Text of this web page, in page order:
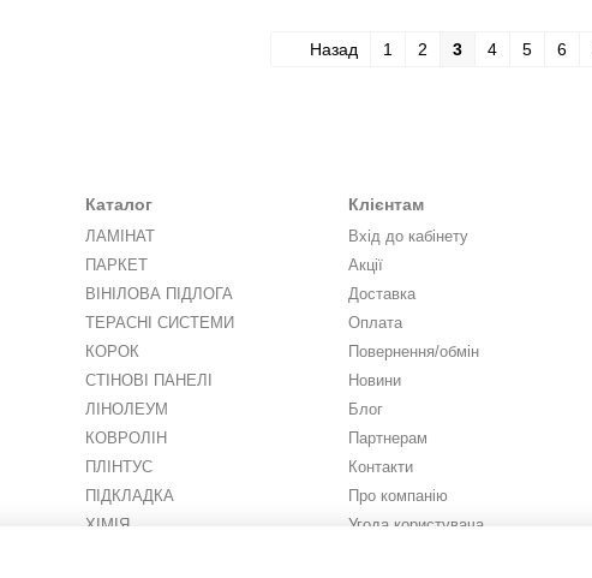
Назад 1 2 3 4 5 6
Каталог
ЛАМІНАТ
ПАРКЕТ
ВІНІЛОВА ПІДЛОГА
ТЕРАСНІ СИСТЕМИ
КОРОК
СТІНОВІ ПАНЕЛІ
ЛІНОЛЕУМ
КОВРОЛІН
ПЛІНТУС
ПІДКЛАДКА
ХІМІЯ
Клієнтам
Вхід до кабінету
Акції
Доставка
Оплата
Повернення/обмін
Новини
Блог
Партнерам
Контакти
Про компанію
Угода користувача